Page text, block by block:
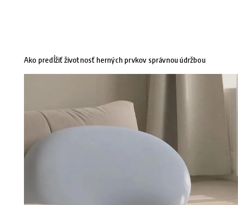
Ako predĺžiť životnosť herných prvkov správnou údržbou